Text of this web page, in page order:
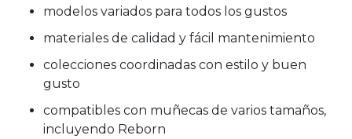
modelos variados para todos los gustos
materiales de calidad y fácil mantenimiento
colecciones coordinadas con estilo y buen
gusto
compatibles con muñecas de varios tamaños,
incluyendo Reborn